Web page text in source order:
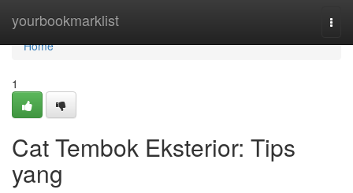
yourbookmarklist
Home
Home
1
Cat Tembok Eksterior: Tips
yang